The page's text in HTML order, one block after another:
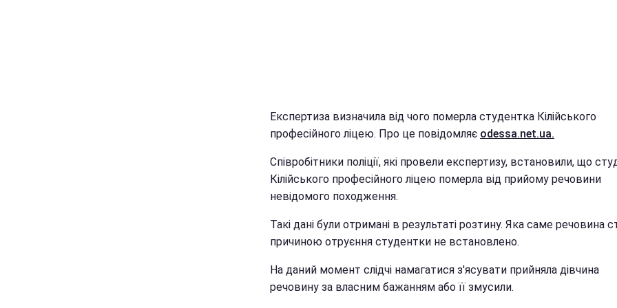
Експертиза визначила від чого померла студентка Кілійського
професійного ліцею. Про це повідомляє odessa.net.ua.
Співробітники поліції, які провели експертизу, встановили, що
Кілійського професійного ліцею померла від прийому речовини
невідомого походження.
Такі дані були отримані в результаті розтину. Яка саме речовина
причиною отруєння студентки не встановлено.
На даний момент слідчі намагатися з'ясувати прийняла дівчина
речовину за власним бажанням або її змусили.